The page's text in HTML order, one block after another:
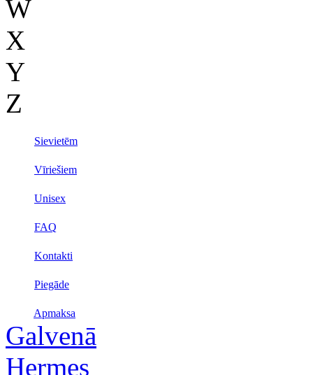
W
X
Y
Z
Sievietēm
Vīriešiem
Unisex
FAQ
Kontakti
Piegāde
Apmaksa
Galvenā
Hermes